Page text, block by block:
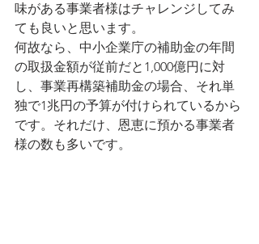
味がある事業者様はチャレンジしてみ
ても良いと思います。
何故なら、中小企業庁の補助金の年間
の取扱金額が従前だと1,000億円に対
し、事業再構築補助金の場合、それ単
独で1兆円の予算が付けられているから
です。それだけ、恩恵に預かる事業者
様の数も多いです。